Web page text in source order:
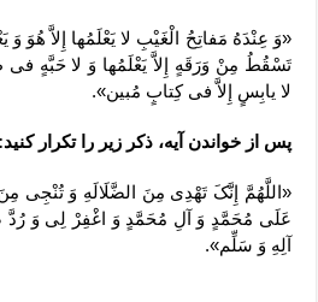
«وَ عِنْدَهُ مَفاتِحُ الْغَیْبِ لا یَعْلَمُها إِلاَّ هُوَ وَ
تَسْقُطُ مِنْ وَرَقَهٍ إِلاَّ یَعْلَمُها وَ لا حَبَّهٍ
لا یابِسٍ إِلاَّ فی کِتابٍ مُبین».
پس از خواندن آیه، ذکر زیر را تکرار کنید:
«اللَّهُمَّ إِنَّکَ تَهْدِی مِنَ الضَّلَالَهِ وَ تُنْجِی
عَلَى مُحَمَّدٍ وَ آلِ مُحَمَّدٍ وَ اغْفِرْ لِی وَ
آلِهِ وَ سَلِّم».